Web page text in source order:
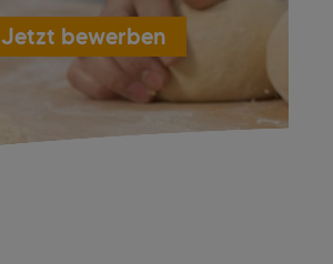
Jetzt bewerben